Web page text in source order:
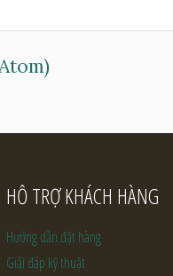
HỖ TRỢ KHÁCH HÀNG
Hướng dẫn đặt hàng
Giải đáp kỹ thuật